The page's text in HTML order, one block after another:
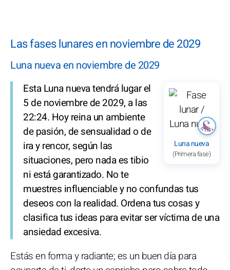
Las fases lunares en noviembre de 2029
Luna nueva en noviembre de 2029
Luna nueva
(Primera fase)
Esta Luna nueva tendrá lugar el
5 de noviembre de 2029, a las
22:24. Hoy reina un ambiente
de pasión, de sensualidad o de
ira y rencor, según las
situaciones, pero nada es tibio
ni está garantizado. No te
muestres influenciable y no confundas tus
deseos con la realidad. Ordena tus cosas y
clasifica tus ideas para evitar ser víctima de una
ansiedad excesiva.
Estás en forma y radiante; es un buen día para